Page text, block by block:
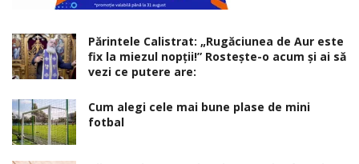
Părintele Calistrat: „Rugăciunea de Aur este
fix la miezul nopţii!” Rosteşte-o acum şi ai să
vezi ce putere are:
Cum alegi cele mai bune plase de mini
fotbal